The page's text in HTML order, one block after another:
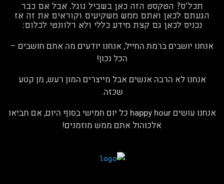
תכל'ס? הטקסט הזה כאן בשביל גוגל. אבל אם כבר
הגעתם לכאן ואתם ממש משקיעים וקוראים את זה אז
נכניס לכאן גם קצת מידע כללי ולא רלוונטי לכלום:
אנחנו יושבים ברמת החייל, אנחנו יודעים מה אתם חושבים –
הכל נכון!
אנחנו לא הרבה אנשים אבל מייצרים המון רעש, מן קטע
שכזה.
אנחנו עושים happy hour כל יום חמישי בסוף היום, אם תביאו
אלכוהול אתם ממש מוזמנים!